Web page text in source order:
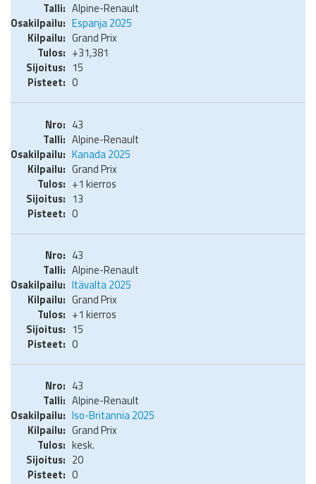
Alpine-Renault
Espanja 2025
Grand Prix
+31,381
15
0
43
Alpine-Renault
Kanada 2025
Grand Prix
+1 kierros
13
0
43
Alpine-Renault
Itävalta 2025
Grand Prix
+1 kierros
15
0
43
Alpine-Renault
Iso-Britannia 2025
Grand Prix
kesk.
20
0